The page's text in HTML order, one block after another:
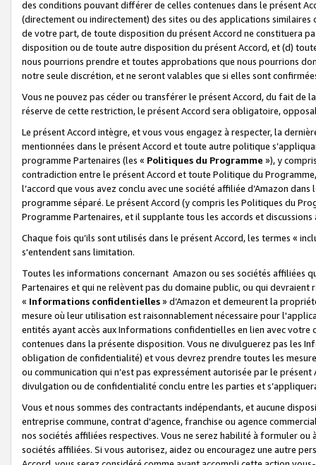
des conditions pouvant différer de celles contenues dans le présent
(directement ou indirectement) des sites ou des applications
de votre part, de toute disposition du présent Accord ne constituera
disposition ou de toute autre disposition du présent Accord, et (d)
nous pourrions prendre et toutes approbations que nous pourrions
notre seule discrétion, et ne seront valables que si elles sont
Vous ne pouvez pas céder ou transférer le présent Accord, du fait de
réserve de cette restriction, le présent Accord sera obligatoire,
Le présent Accord intègre, et vous vous engagez à respecter, la
mentionnées dans le présent Accord et toute autre politique
programme Partenaires (les « Politiques du Programme »), y
contradiction entre le présent Accord et toute Politique du
l’accord que vous avez conclu avec une société affiliée d’Amazon
programme séparé. Le présent Accord (y compris les Politiques du
Programme Partenaires, et il supplante tous les accords et discussions
Chaque fois qu’ils sont utilisés dans le présent Accord, les termes «
s'entendent sans limitation.
Toutes les informations concernant Amazon ou ses sociétés affiliées
Partenaires et qui ne relèvent pas du domaine public, ou qui
« Informations confidentielles» d’Amazon et demeurent la
mesure où leur utilisation est raisonnablement nécessaire pour
entités ayant accès aux Informations confidentielles en lien avec
contenues dans la présente disposition. Vous ne divulguerez pas les
obligation de confidentialité) et vous devrez prendre toutes les
ou communication qui n’est pas expressément autorisée par le
divulgation ou de confidentialité conclu entre les parties et
Vous et nous sommes des contractants indépendants, et aucune
entreprise commune, contrat d'agence, franchise ou agence
nos sociétés affiliées respectives. Vous ne serez habilité à formuler
sociétés affiliées. Si vous autorisez, aidez ou encouragez une autre